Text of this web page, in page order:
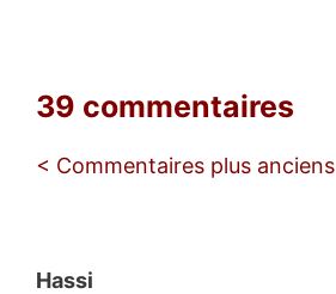
39 commentaires
Navigation
< Commentaires plus anciens
Hassi